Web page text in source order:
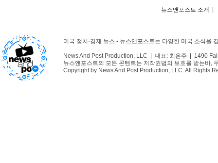
뉴스앤포스트 소개
미국 정치·경제 뉴스 - 뉴스앤포스트는 다양한 미국 소식을
News And Post Production, LLC | 대표: 최은주 | 1490
뉴스앤포스트의 모든 콘텐트는 저작권법의 보호를 받는바,
Copyright by News And Post Production, LLC. All Rights